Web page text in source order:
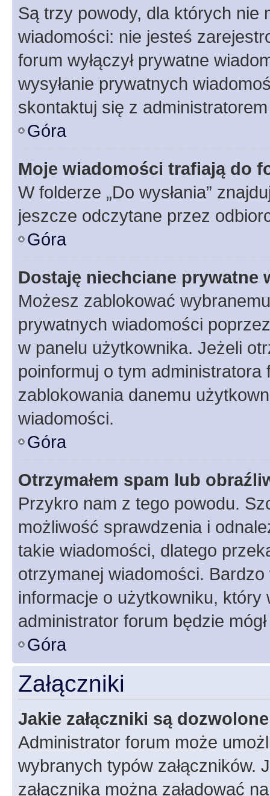
Są trzy powody, dla których nie
wiadomości: nie jesteś
forum wyłączył prywatne
wysyłanie prywatnych
skontaktuj się z
Góra
Moje wiadomości trafiają do
W folderze „Do wysłania”
jeszcze odczytane przez
Góra
Dostaję niechciane prywatne
Możesz zablokować
prywatnych wiadomości
w panelu użytkownika. Jeżeli
poinformuj o tym
zablokowania danemu
wiadomości.
Góra
Otrzymałem spam lub
Przykro nam z tego powodu.
możliwość sprawdzenia i
takie wiadomości, dlatego
otrzymanej wiadomości.
informacje o użytkowniku, który
administrator forum będzie
Góra
Załączniki
Jakie załączniki są
Administrator forum może
wybranych typów załączników.
załącznika można załadować